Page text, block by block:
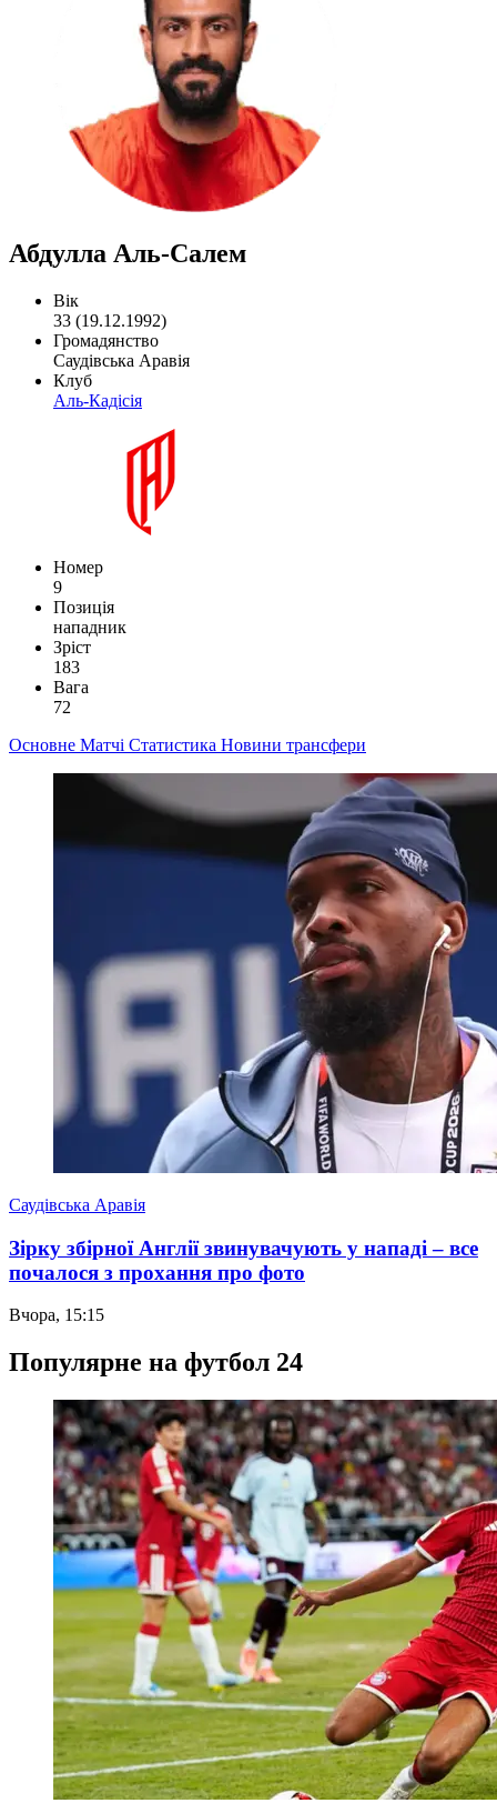
Абдулла Аль-Салем
Вік
33 (19.12.1992)
Громадянство
Саудівська Аравія
Клуб
Аль-Кадісія
Номер
9
Позиція
нападник
Зріст
183
Вага
72
Основне Матчі Статистика Новини трансфери
Саудівська Аравія
Зірку збірної Англії звинувачують у нападі – все
почалося з прохання про фото
Вчора, 15:15
Популярне на футбол 24